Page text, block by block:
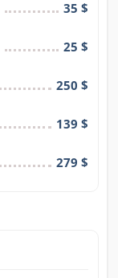
35 $
25 $
250 $
139 $
279 $